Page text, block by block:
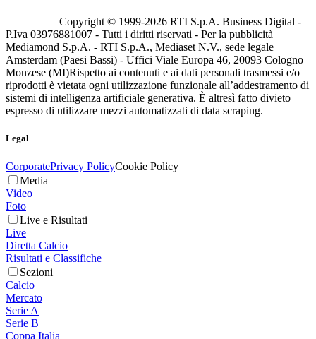
Copyright © 1999-2026 RTI S.p.A. Business Digital -
P.Iva 03976881007 - Tutti i diritti riservati - Per la pubblicità
Mediamond S.p.A. - RTI S.p.A., Mediaset N.V., sede legale
Amsterdam (Paesi Bassi) - Uffici Viale Europa 46, 20093 Cologno
Monzese (MI)Rispetto ai contenuti e ai dati personali trasmessi e/o
riprodotti è vietata ogni utilizzazione funzionale all’addestramento di
sistemi di intelligenza artificiale generativa. È altresì fatto divieto
espresso di utilizzare mezzi automatizzati di data scraping.
Legal
CorporatePrivacy PolicyCookie Policy
Media
Video
Foto
Live e Risultati
Live
Diretta Calcio
Risultati e Classifiche
Sezioni
Calcio
Mercato
Serie A
Serie B
Coppa Italia